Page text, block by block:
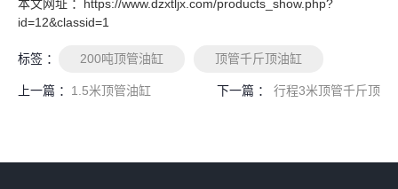
本文网址 ：https://www.dzxtljx.com/products_show.php?
id=12&classid=1
标签 ： 200吨顶管油缸 顶管千斤顶油缸
上一篇 ： 1.5米顶管油缸 下一篇 ： 行程3米顶管千斤顶